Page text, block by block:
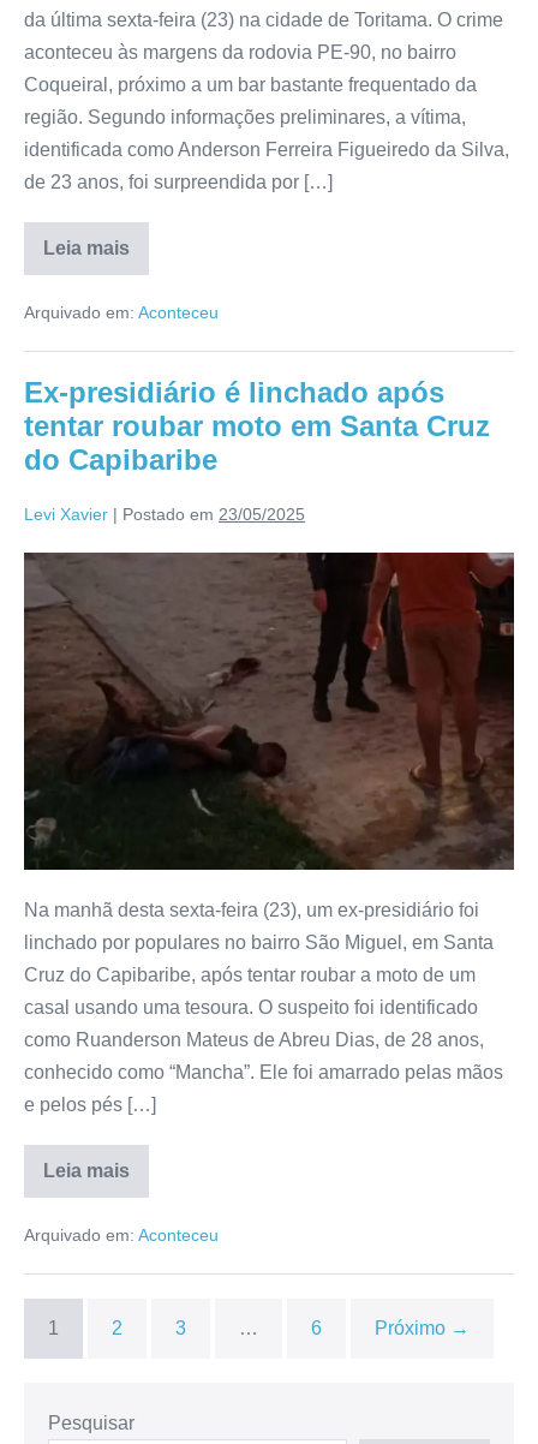
da última sexta-feira (23) na cidade de Toritama. O crime
aconteceu às margens da rodovia PE-90, no bairro
Coqueiral, próximo a um bar bastante frequentado da
região. Segundo informações preliminares, a vítima,
identificada como Anderson Ferreira Figueiredo da Silva,
de 23 anos, foi surpreendida por […]
Leia mais
Arquivado em: Aconteceu
Ex-presidiário é linchado após
tentar roubar moto em Santa Cruz
do Capibaribe
Levi Xavier | Postado em 23/05/2025
Na manhã desta sexta-feira (23), um ex-presidiário foi
linchado por populares no bairro São Miguel, em Santa
Cruz do Capibaribe, após tentar roubar a moto de um
casal usando uma tesoura. O suspeito foi identificado
como Ruanderson Mateus de Abreu Dias, de 28 anos,
conhecido como “Mancha”. Ele foi amarrado pelas mãos
e pelos pés […]
Leia mais
Arquivado em: Aconteceu
1 2 3 … 6 Próximo →
Pesquisar